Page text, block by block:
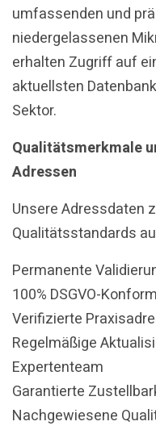
umfassenden und
niedergelassenen
erhalten Zugriff auf
aktuellsten
Sektor.
Qualitätsmerkmale
Adressen
Unsere Adressdaten
Qualitätsstandards
Permanente
100% DSGVO-
Verifizierte
Regelmäßige
Expertenteam
Garantierte
Nachgewiesene